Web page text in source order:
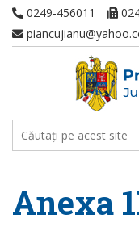
0249-456011
Anexa